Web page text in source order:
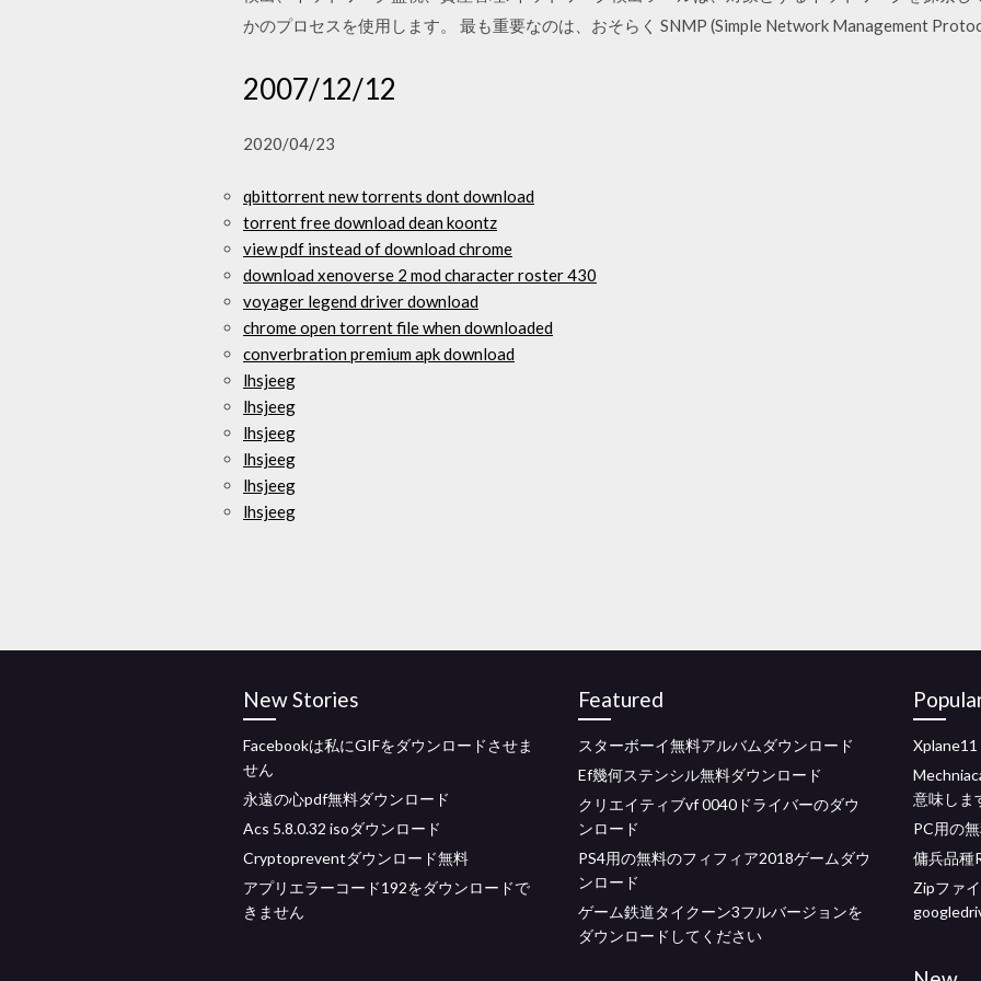
かのプロセスを使用します。 最も重要なのは、おそらく SNMP (Simple Network Management
2007/12/12
2020/04/23
qbittorrent new torrents dont download
torrent free download dean koontz
view pdf instead of download chrome
download xenoverse 2 mod character roster 430
voyager legend driver download
chrome open torrent file when downloaded
converbration premium apk download
lhsjeeg
lhsjeeg
lhsjeeg
lhsjeeg
lhsjeeg
lhsjeeg
New Stories
Facebookは私にGIFをダウンロードさせま
せん
永遠の心pdf無料ダウンロード
Acs 5.8.0.32 isoダウンロード
Cryptopreventダウンロード無料
アプリエラーコード192をダウンロードで
きません
Featured
スターボーイ無料アルバムダウンロード
Ef幾何ステンシル無料ダウンロード
クリエイティブvf 0040ドライバーのダウ
ンロード
PS4用の無料のフィフィア2018ゲームダウ
ンロード
ゲーム鉄道タイクーン3フルバージョンを
ダウンロードしてください
意味しま
PC用の
傭兵品種
Zipファ